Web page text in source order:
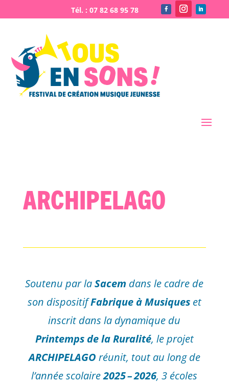
Archipelago
Soutenu par laSacem dans le cadre de
son dispositifFabrique à Musiqueset
inscrit dans la dynamique du
Printemps de la Ruralité, le projet
ARCHIPELAGO réunit, tout au long de
l’année scolaire2025 – 2026, 3 écoles